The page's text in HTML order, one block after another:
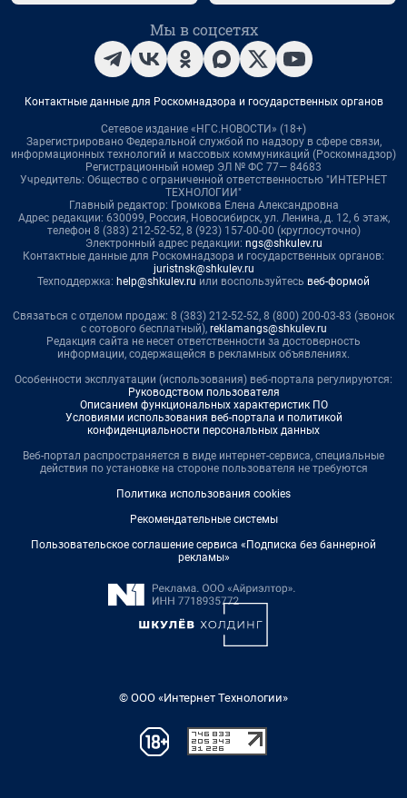
Мы в соцсетях
Контактные данные для Роскомнадзора и государственных органов
Сетевое издание «НГС.НОВОСТИ» (18+)
Зарегистрировано Федеральной службой по надзору в сфере связи,
информационных технологий и массовых коммуникаций (Роскомнадзор)
Регистрационный номер ЭЛ № ФС 77— 84683
Учредитель: Общество с ограниченной ответственностью "ИНТЕРНЕТ
ТЕХНОЛОГИИ"
Главный редактор: Громкова Елена Александровна
Адрес редакции: 630099, Россия, Новосибирск, ул. Ленина, д. 12, 6 этаж,
телефон 8 (383) 212-52-52, 8 (923) 157-00-00 (круглосуточно)
Электронный адрес редакции: ngs@shkulev.ru
Контактные данные для Роскомнадзора и государственных органов:
juristnsk@shkulev.ru
Техподдержка: help@shkulev.ru или воспользуйтесь веб-формой
Связаться с отделом продаж: 8 (383) 212-52-52, 8 (800) 200-03-83 (звонок
с сотового бесплатный), reklamangs@shkulev.ru
Редакция сайта не несет ответственности за достоверность
информации, содержащейся в рекламных объявлениях.
Особенности эксплуатации (использования) веб-портала регулируются:
Руководством пользователя
Описанием функциональных характеристик ПО
Условиями использования веб-портала и политикой
конфиденциальности персональных данных
Веб-портал распространяется в виде интернет-сервиса, специальные
действия по установке на стороне пользователя не требуются
Политика использования cookies
Рекомендательные системы
Пользовательское соглашение сервиса «Подписка без баннерной
рекламы»
© ООО «Интернет Технологии»